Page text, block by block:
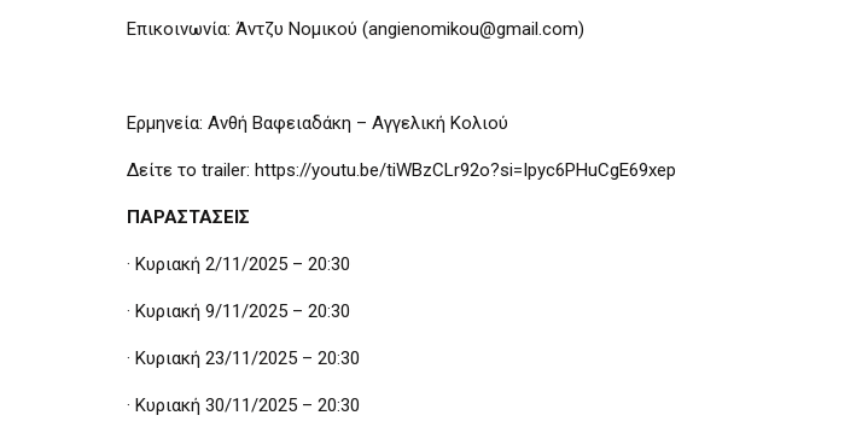
Επικοινωνία: Άντζυ Νομικού (angienomikou@gmail.com)
Ερμηνεία: Ανθή Βαφειαδάκη – Αγγελική Κολιού
Δείτε το trailer: https://youtu.be/tiWBzCLr92o?si=Ipyc6PHuCgE69xep
ΠΑΡΑΣΤΑΣΕΙΣ
· Κυριακή 2/11/2025 – 20:30
· Κυριακή 9/11/2025 – 20:30
· Κυριακή 23/11/2025 – 20:30
· Κυριακή 30/11/2025 – 20:30